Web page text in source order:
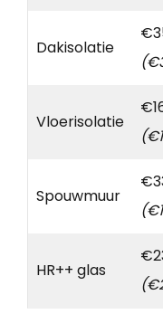
Dakisolatie
Vloerisolatie
Spouwmuur
HR++ glas